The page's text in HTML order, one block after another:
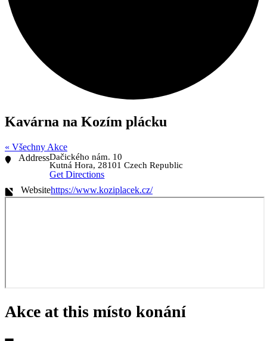
Kavárna na Kozím plácku
« Všechny Akce
AddressDačického nám. 10
Kutná Hora, 28101 Czech Republic
Get Directions
Websitehttps://www.koziplacek.cz/
Akce at this místo konání